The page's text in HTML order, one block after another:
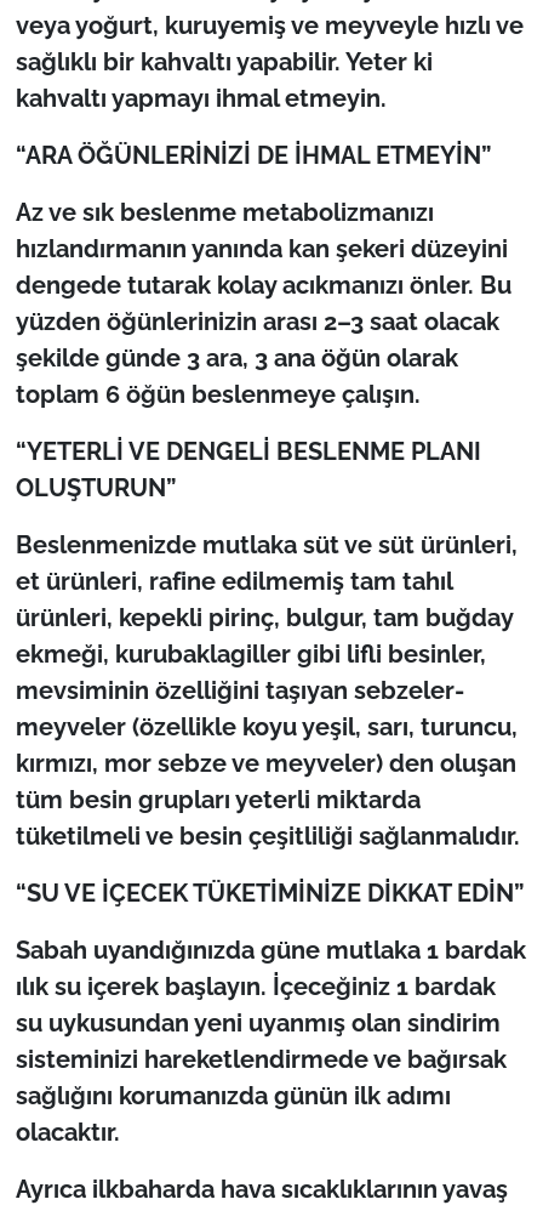
veya yoğurt, kuruyemiş ve meyveyle hızlı ve
sağlıklı bir kahvaltı yapabilir. Yeter ki
kahvaltı yapmayı ihmal etmeyin.
“ARA ÖĞÜNLERİNİZİ DE İHMAL ETMEYİN”
Az ve sık beslenme metabolizmanızı
hızlandırmanın yanında kan şekeri düzeyini
dengede tutarak kolay acıkmanızı önler. Bu
yüzden öğünlerinizin arası 2–3 saat olacak
şekilde günde 3 ara, 3 ana öğün olarak
toplam 6 öğün beslenmeye çalışın.
“YETERLİ VE DENGELİ BESLENME PLANI
OLUŞTURUN”
Beslenmenizde mutlaka süt ve süt ürünleri,
et ürünleri, rafine edilmemiş tam tahıl
ürünleri, kepekli pirinç, bulgur, tam buğday
ekmeği, kurubaklagiller gibi lifli besinler,
mevsiminin özelliğini taşıyan sebzeler-
meyveler (özellikle koyu yeşil, sarı, turuncu,
kırmızı, mor sebze ve meyveler) den oluşan
tüm besin grupları yeterli miktarda
tüketilmeli ve besin çeşitliliği sağlanmalıdır.
“SU VE İÇECEK TÜKETİMİNİZE DİKKAT EDİN”
Sabah uyandığınızda güne mutlaka 1 bardak
ılık su içerek başlayın. İçeceğiniz 1 bardak
su uykusundan yeni uyanmış olan sindirim
sisteminizi hareketlendirmede ve bağırsak
sağlığını korumanızda günün ilk adımı
olacaktır.
Ayrıca ilkbaharda hava sıcaklıklarının yavaş